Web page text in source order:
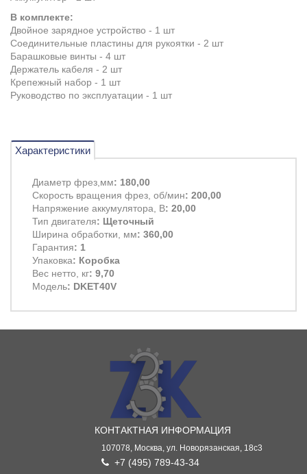
В комплекте:
Двойное зарядное устройство - 1 шт
Соединительные пластины для рукоятки - 2 шт
Барашковые винты - 4 шт
Держатель кабеля - 2 шт
Крепежный набор - 1 шт
Руководство по эксплуатации - 1 шт
Характеристики
Диаметр фрез,мм: 180,00
Скорость вращения фрез, об/мин: 200,00
Напряжение аккумулятора, В: 20,00
Тип двигателя: Щеточный
Ширина обработки, мм: 360,00
Гарантия: 1
Упаковка: Коробка
Вес нетто, кг: 9,70
Модель: DKET40V
КОНТАКТНАЯ ИНФОРМАЦИЯ
107078, Москва, ул. Новорязанская, 18с3
+7 (495) 789-43-34